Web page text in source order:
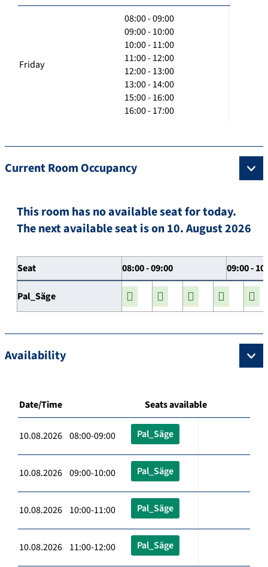
Friday
08:00 - 09:00
09:00 - 10:00
10:00 - 11:00
11:00 - 12:00
12:00 - 13:00
13:00 - 14:00
15:00 - 16:00
16:00 - 17:00
Current Room Occupancy
This room has no available seat for today.
The next available seat is on 10. August 2026
Seat 08:00 - 09:00 09:00 -
Pal_Säge
Availability
Date/Time Seats available
10.08.2026 08:00-09:00 Pal_Säge
10.08.2026 09:00-10:00 Pal_Säge
10.08.2026 10:00-11:00 Pal_Säge
10.08.2026 11:00-12:00 Pal_Säge